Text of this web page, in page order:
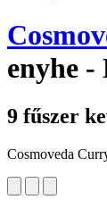
enyhe -
9 fűszer
Cosmoveda